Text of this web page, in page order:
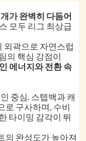
가 완벽히 다듬어
모두 리그 최상급
외곽으로 자연스럽
의 핵심 강점이
에너지와 전환 속
중심. 스텝백과 캐
로 구사하며, 수비
타이밍 감각이 뛰
의 완성도가 높아져